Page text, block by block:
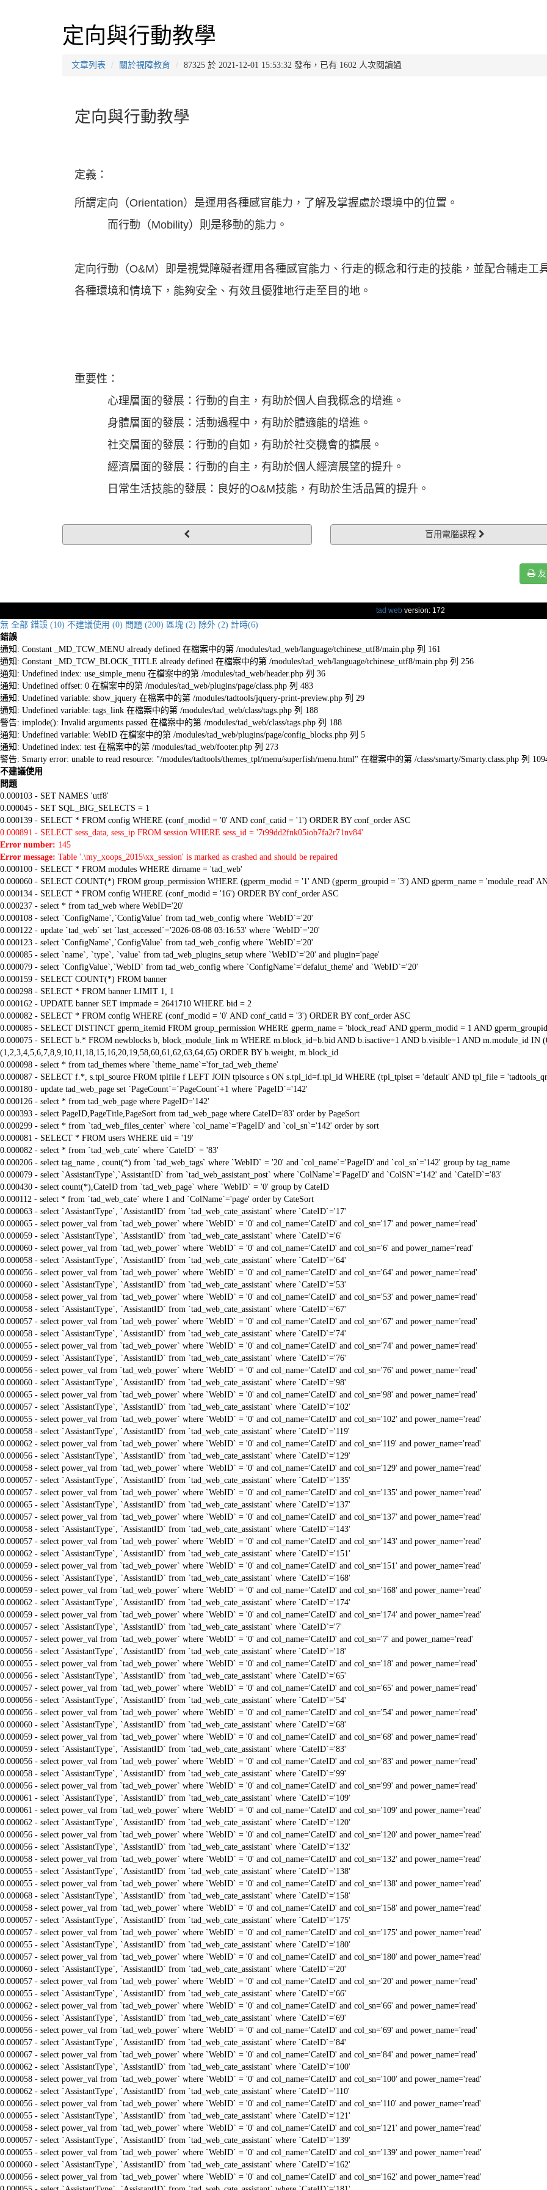
定向與行動教學
文章列表 關於視障教育 87325 於 2021-12-01 15:53:32 發布，已有 1602 人次閱讀過
定向與行動教學
定義：
所謂定向（Orientation）是運用各種感官能力，了解及掌握處於環境中的位置。
而行動（Mobility）則是移動的能力。
定向行動（O&M）即是視覺障礙者運用各種感官能力、行走的概念和行走的技能，並配合輔走工
各種環境和情境下，能夠安全、有效且優雅地行走至目的地。
重要性：
心理層面的發展：行動的自主，有助於個人自我概念的增進。
身體層面的發展：活動過程中，有助於體適能的增進。
社交層面的發展：行動的自如，有助於社交機會的擴展。
經濟層面的發展：行動的自主，有助於個人經濟展望的提升。
日常生活技能的發展：良好的O&M技能，有助於生活品質的提升。
盲用電腦課程
友
tad webversion: 172
無 全部 錯誤 (10) 不建議使用 (0) 問題 (200) 區塊 (2) 除外 (2) 計時(6)
錯誤
通知: Constant _MD_TCW_MENU already defined 在檔案中的第 /modules/tad_web/language/tchinese_utf8/main.php 列 161
通知: Constant _MD_TCW_BLOCK_TITLE already defined 在檔案中的第 /modules/tad_web/language/tchinese_utf8/main.php 列 256
通知: Undefined index: use_simple_menu 在檔案中的第 /modules/tad_web/header.php 列 36
通知: Undefined offset: 0 在檔案中的第 /modules/tad_web/plugins/page/class.php 列 483
通知: Undefined variable: show_jquery 在檔案中的第 /modules/tadtools/jquery-print-preview.php 列 29
通知: Undefined variable: tags_link 在檔案中的第 /modules/tad_web/class/tags.php 列 188
警告: implode(): Invalid arguments passed 在檔案中的第 /modules/tad_web/class/tags.php 列 188
通知: Undefined variable: WebID 在檔案中的第 /modules/tad_web/plugins/page/config_blocks.php 列 5
通知: Undefined index: test 在檔案中的第 /modules/tad_web/footer.php 列 273
警告: Smarty error: unable to read resource: "/modules/tadtools/themes_tpl/menu/superfish/menu.html" 在檔案中的第 /class/smarty/Smarty.class.php 列
不建議使用
問題
0.000103 - SET NAMES 'utf8'
0.000045 - SET SQL_BIG_SELECTS = 1
0.000139 - SELECT * FROM config WHERE (conf_modid = '0' AND conf_catid = '1') ORDER BY conf_order ASC
0.000891 - SELECT sess_data, sess_ip FROM session WHERE sess_id = '7t99dd2fnk05iob7fa2r71nv84'
Error number: 145
Error message: Table '.\my_xoops_2015\xx_session' is marked as crashed and should be repaired
0.000100 - SELECT * FROM modules WHERE dirname = 'tad_web'
0.000060 - SELECT COUNT(*) FROM group_permission WHERE (gperm_modid = '1' AND (gperm_groupid = '3') AND gperm_name = 'module_read'
0.000134 - SELECT * FROM config WHERE (conf_modid = '16') ORDER BY conf_order ASC
0.000237 - select * from tad_web where WebID='20'
0.000108 - select `ConfigName`,`ConfigValue` from tad_web_config where `WebID`='20'
0.000122 - update `tad_web` set `last_accessed`='2026-08-08 03:16:53' where `WebID`='20'
0.000123 - select `ConfigName`,`ConfigValue` from tad_web_config where `WebID`='20'
0.000085 - select `name`, `type`, `value` from tad_web_plugins_setup where `WebID`='20' and plugin='page'
0.000079 - select `ConfigValue`,`WebID` from tad_web_config where `ConfigName`='defalut_theme' and `WebID`='20'
0.000159 - SELECT COUNT(*) FROM banner
0.000298 - SELECT * FROM banner LIMIT 1, 1
0.000162 - UPDATE banner SET impmade = 2641710 WHERE bid = 2
0.000082 - SELECT * FROM config WHERE (conf_modid = '0' AND conf_catid = '3') ORDER BY conf_order ASC
0.000085 - SELECT DISTINCT gperm_itemid FROM group_permission WHERE gperm_name = 'block_read' AND gperm_modid = 1 AND
0.000075 - SELECT b.* FROM newblocks b, block_module_link m WHERE m.block_id=b.bid AND b.isactive=1 AND b.visible=1 AND m.module_id IN
(1,2,3,4,5,6,7,8,9,10,11,18,15,16,20,19,58,60,61,62,63,64,65) ORDER BY b.weight, m.block_id
0.000098 - select * from tad_themes where `theme_name`='for_tad_web_theme'
0.000087 - SELECT f.*, s.tpl_source FROM tplfile f LEFT JOIN tplsource s ON s.tpl_id=f.tpl_id WHERE (tpl_tplset = 'default' AND tpl_file =
0.000180 - update tad_web_page set `PageCount`=`PageCount`+1 where `PageID`='142'
0.000126 - select * from tad_web_page where PageID='142'
0.000393 - select PageID,PageTitle,PageSort from tad_web_page where CateID='83' order by PageSort
0.000299 - select * from `tad_web_files_center` where `col_name`='PageID' and `col_sn`='142' order by sort
0.000081 - SELECT * FROM users WHERE uid = '19'
0.000082 - select * from `tad_web_cate` where `CateID` = '83'
0.000206 - select tag_name , count(*) from `tad_web_tags` where `WebID` = '20' and `col_name`='PageID' and `col_sn`='142' group by tag_name
0.000079 - select `AssistantType`,`AssistantID` from `tad_web_assistant_post` where `ColName`='PageID' and `ColSN`='142' and `CateID`='83'
0.000430 - select count(*),CateID from `tad_web_page` where `WebID` = '0' group by CateID
0.000112 - select * from `tad_web_cate` where 1 and `ColName`='page' order by CateSort
0.000063 - select `AssistantType`, `AssistantID` from `tad_web_cate_assistant` where `CateID`='17'
0.000065 - select power_val from `tad_web_power` where `WebID` = '0' and col_name='CateID' and col_sn='17' and power_name='read'
0.000059 - select `AssistantType`, `AssistantID` from `tad_web_cate_assistant` where `CateID`='6'
0.000060 - select power_val from `tad_web_power` where `WebID` = '0' and col_name='CateID' and col_sn='6' and power_name='read'
0.000058 - select `AssistantType`, `AssistantID` from `tad_web_cate_assistant` where `CateID`='64'
0.000056 - select power_val from `tad_web_power` where `WebID` = '0' and col_name='CateID' and col_sn='64' and power_name='read'
0.000060 - select `AssistantType`, `AssistantID` from `tad_web_cate_assistant` where `CateID`='53'
0.000058 - select power_val from `tad_web_power` where `WebID` = '0' and col_name='CateID' and col_sn='53' and power_name='read'
0.000058 - select `AssistantType`, `AssistantID` from `tad_web_cate_assistant` where `CateID`='67'
0.000057 - select power_val from `tad_web_power` where `WebID` = '0' and col_name='CateID' and col_sn='67' and power_name='read'
0.000058 - select `AssistantType`, `AssistantID` from `tad_web_cate_assistant` where `CateID`='74'
0.000055 - select power_val from `tad_web_power` where `WebID` = '0' and col_name='CateID' and col_sn='74' and power_name='read'
0.000059 - select `AssistantType`, `AssistantID` from `tad_web_cate_assistant` where `CateID`='76'
0.000056 - select power_val from `tad_web_power` where `WebID` = '0' and col_name='CateID' and col_sn='76' and power_name='read'
0.000060 - select `AssistantType`, `AssistantID` from `tad_web_cate_assistant` where `CateID`='98'
0.000065 - select power_val from `tad_web_power` where `WebID` = '0' and col_name='CateID' and col_sn='98' and power_name='read'
0.000057 - select `AssistantType`, `AssistantID` from `tad_web_cate_assistant` where `CateID`='102'
0.000055 - select power_val from `tad_web_power` where `WebID` = '0' and col_name='CateID' and col_sn='102' and power_name='read'
0.000058 - select `AssistantType`, `AssistantID` from `tad_web_cate_assistant` where `CateID`='119'
0.000062 - select power_val from `tad_web_power` where `WebID` = '0' and col_name='CateID' and col_sn='119' and power_name='read'
0.000056 - select `AssistantType`, `AssistantID` from `tad_web_cate_assistant` where `CateID`='129'
0.000058 - select power_val from `tad_web_power` where `WebID` = '0' and col_name='CateID' and col_sn='129' and power_name='read'
0.000057 - select `AssistantType`, `AssistantID` from `tad_web_cate_assistant` where `CateID`='135'
0.000057 - select power_val from `tad_web_power` where `WebID` = '0' and col_name='CateID' and col_sn='135' and power_name='read'
0.000065 - select `AssistantType`, `AssistantID` from `tad_web_cate_assistant` where `CateID`='137'
0.000057 - select power_val from `tad_web_power` where `WebID` = '0' and col_name='CateID' and col_sn='137' and power_name='read'
0.000058 - select `AssistantType`, `AssistantID` from `tad_web_cate_assistant` where `CateID`='143'
0.000057 - select power_val from `tad_web_power` where `WebID` = '0' and col_name='CateID' and col_sn='143' and power_name='read'
0.000062 - select `AssistantType`, `AssistantID` from `tad_web_cate_assistant` where `CateID`='151'
0.000059 - select power_val from `tad_web_power` where `WebID` = '0' and col_name='CateID' and col_sn='151' and power_name='read'
0.000056 - select `AssistantType`, `AssistantID` from `tad_web_cate_assistant` where `CateID`='168'
0.000059 - select power_val from `tad_web_power` where `WebID` = '0' and col_name='CateID' and col_sn='168' and power_name='read'
0.000062 - select `AssistantType`, `AssistantID` from `tad_web_cate_assistant` where `CateID`='174'
0.000059 - select power_val from `tad_web_power` where `WebID` = '0' and col_name='CateID' and col_sn='174' and power_name='read'
0.000057 - select `AssistantType`, `AssistantID` from `tad_web_cate_assistant` where `CateID`='7'
0.000057 - select power_val from `tad_web_power` where `WebID` = '0' and col_name='CateID' and col_sn='7' and power_name='read'
0.000056 - select `AssistantType`, `AssistantID` from `tad_web_cate_assistant` where `CateID`='18'
0.000055 - select power_val from `tad_web_power` where `WebID` = '0' and col_name='CateID' and col_sn='18' and power_name='read'
0.000056 - select `AssistantType`, `AssistantID` from `tad_web_cate_assistant` where `CateID`='65'
0.000057 - select power_val from `tad_web_power` where `WebID` = '0' and col_name='CateID' and col_sn='65' and power_name='read'
0.000056 - select `AssistantType`, `AssistantID` from `tad_web_cate_assistant` where `CateID`='54'
0.000056 - select power_val from `tad_web_power` where `WebID` = '0' and col_name='CateID' and col_sn='54' and power_name='read'
0.000060 - select `AssistantType`, `AssistantID` from `tad_web_cate_assistant` where `CateID`='68'
0.000059 - select power_val from `tad_web_power` where `WebID` = '0' and col_name='CateID' and col_sn='68' and power_name='read'
0.000059 - select `AssistantType`, `AssistantID` from `tad_web_cate_assistant` where `CateID`='83'
0.000056 - select power_val from `tad_web_power` where `WebID` = '0' and col_name='CateID' and col_sn='83' and power_name='read'
0.000058 - select `AssistantType`, `AssistantID` from `tad_web_cate_assistant` where `CateID`='99'
0.000056 - select power_val from `tad_web_power` where `WebID` = '0' and col_name='CateID' and col_sn='99' and power_name='read'
0.000061 - select `AssistantType`, `AssistantID` from `tad_web_cate_assistant` where `CateID`='109'
0.000061 - select power_val from `tad_web_power` where `WebID` = '0' and col_name='CateID' and col_sn='109' and power_name='read'
0.000062 - select `AssistantType`, `AssistantID` from `tad_web_cate_assistant` where `CateID`='120'
0.000056 - select power_val from `tad_web_power` where `WebID` = '0' and col_name='CateID' and col_sn='120' and power_name='read'
0.000056 - select `AssistantType`, `AssistantID` from `tad_web_cate_assistant` where `CateID`='132'
0.000058 - select power_val from `tad_web_power` where `WebID` = '0' and col_name='CateID' and col_sn='132' and power_name='read'
0.000055 - select `AssistantType`, `AssistantID` from `tad_web_cate_assistant` where `CateID`='138'
0.000055 - select power_val from `tad_web_power` where `WebID` = '0' and col_name='CateID' and col_sn='138' and power_name='read'
0.000068 - select `AssistantType`, `AssistantID` from `tad_web_cate_assistant` where `CateID`='158'
0.000058 - select power_val from `tad_web_power` where `WebID` = '0' and col_name='CateID' and col_sn='158' and power_name='read'
0.000057 - select `AssistantType`, `AssistantID` from `tad_web_cate_assistant` where `CateID`='175'
0.000057 - select power_val from `tad_web_power` where `WebID` = '0' and col_name='CateID' and col_sn='175' and power_name='read'
0.000055 - select `AssistantType`, `AssistantID` from `tad_web_cate_assistant` where `CateID`='180'
0.000057 - select power_val from `tad_web_power` where `WebID` = '0' and col_name='CateID' and col_sn='180' and power_name='read'
0.000060 - select `AssistantType`, `AssistantID` from `tad_web_cate_assistant` where `CateID`='20'
0.000057 - select power_val from `tad_web_power` where `WebID` = '0' and col_name='CateID' and col_sn='20' and power_name='read'
0.000055 - select `AssistantType`, `AssistantID` from `tad_web_cate_assistant` where `CateID`='66'
0.000062 - select power_val from `tad_web_power` where `WebID` = '0' and col_name='CateID' and col_sn='66' and power_name='read'
0.000056 - select `AssistantType`, `AssistantID` from `tad_web_cate_assistant` where `CateID`='69'
0.000056 - select power_val from `tad_web_power` where `WebID` = '0' and col_name='CateID' and col_sn='69' and power_name='read'
0.000057 - select `AssistantType`, `AssistantID` from `tad_web_cate_assistant` where `CateID`='84'
0.000067 - select power_val from `tad_web_power` where `WebID` = '0' and col_name='CateID' and col_sn='84' and power_name='read'
0.000062 - select `AssistantType`, `AssistantID` from `tad_web_cate_assistant` where `CateID`='100'
0.000058 - select power_val from `tad_web_power` where `WebID` = '0' and col_name='CateID' and col_sn='100' and power_name='read'
0.000062 - select `AssistantType`, `AssistantID` from `tad_web_cate_assistant` where `CateID`='110'
0.000056 - select power_val from `tad_web_power` where `WebID` = '0' and col_name='CateID' and col_sn='110' and power_name='read'
0.000055 - select `AssistantType`, `AssistantID` from `tad_web_cate_assistant` where `CateID`='121'
0.000058 - select power_val from `tad_web_power` where `WebID` = '0' and col_name='CateID' and col_sn='121' and power_name='read'
0.000057 - select `AssistantType`, `AssistantID` from `tad_web_cate_assistant` where `CateID`='139'
0.000055 - select power_val from `tad_web_power` where `WebID` = '0' and col_name='CateID' and col_sn='139' and power_name='read'
0.000060 - select `AssistantType`, `AssistantID` from `tad_web_cate_assistant` where `CateID`='162'
0.000056 - select power_val from `tad_web_power` where `WebID` = '0' and col_name='CateID' and col_sn='162' and power_name='read'